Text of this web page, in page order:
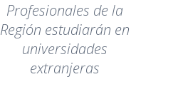
Profesionales de la
Región estudiarán en
universidades
extranjeras